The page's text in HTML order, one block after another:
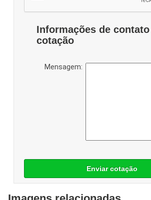
Informações de
cotação
Mensagem:
Enviar cotação